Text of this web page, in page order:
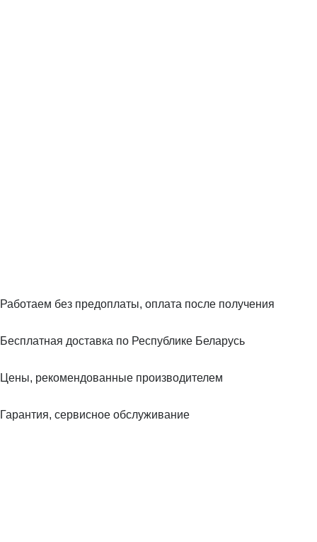
Работаем без предоплаты, оплата после получения
Бесплатная доставка по Республике Беларусь
Цены, рекомендованные производителем
Гарантия, сервисное обслуживание